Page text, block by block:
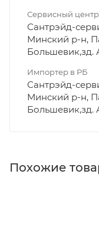
Сервисный центр
Сантрэйд-
Минский р-н,
Большевик,зд.
Импортер в РБ
Сантрэйд-
Минский р-н,
Большевик,зд.
Похожие